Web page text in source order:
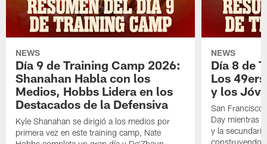
NEWS
Día 9 de Training Camp 2026:
Shanahan Habla con los
Medios, Hobbs Lidera en los
Destacados de la Defensiva
Kyle Shanahan se dirigió a los medios por
primera vez en este training camp, Nate
NEWS
Día 8 de
Los
y los
San
Day mientras
y la
construyendo